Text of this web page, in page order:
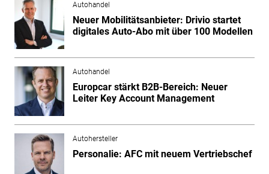
Autohandel
Neuer Mobilitätsanbieter: Drivio startet
digitales Auto-Abo mit über 100 Modellen
Autohandel
Europcar stärkt B2B-Bereich: Neuer
Leiter Key Account Management
Autohersteller
Personalie: AFC mit neuem Vertriebschef